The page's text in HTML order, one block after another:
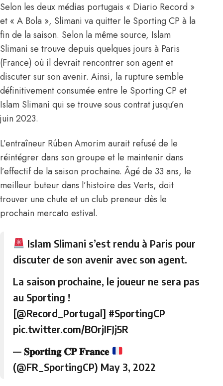
Selon les deux médias portugais « Diario Record »
et « A Bola », Slimani va quitter le Sporting CP à la
fin de la saison. Selon la même source, Islam
Slimani se trouve depuis quelques jours à Paris
(France) où il devrait rencontrer son agent et
discuter sur son avenir. Ainsi, la rupture semble
définitivement consumée entre le Sporting CP et
Islam Slimani qui se trouve sous contrat jusqu’en
juin 2023.
L’entraîneur Rúben Amorim aurait refusé de le
réintégrer dans son groupe et le maintenir dans
l’effectif de la saison prochaine. Âgé de 33 ans, le
meilleur buteur dans l’histoire des Verts, doit
trouver une chute et un club preneur dès le
prochain mercato estival.
Islam Slimani s’est rendu à Paris pour
discuter de son avenir avec son agent.
La saison prochaine, le joueur ne sera pas
au Sporting !
[@Record_Portugal] #SportingCP
pic.twitter.com/BOrjIFJj5R
— 𝐒𝐩𝐨𝐫𝐭𝐢𝐧𝐠 𝐂𝐏 𝐅𝐫𝐚𝐧𝐜𝐞
(@FR_SportingCP) May 3, 2022